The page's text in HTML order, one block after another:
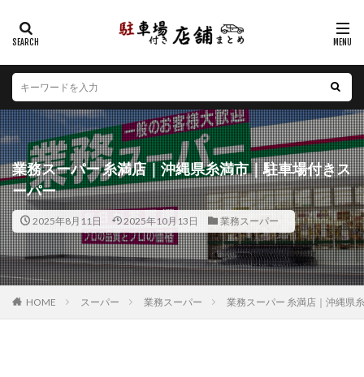
業務スーパー 糸満店｜沖縄県糸満市｜駐車場付きス
ーパー
2025年8月11日 2025年10月13日 業務スーパー
HOME スーパー 業務スーパー 業務スーパー 糸満店｜沖縄県
カテゴリー
エリア
北海道 青森県 岩手県 宮城県
秋田県
山形県
福島県 茨城県 栃木県
群馬県
埼玉県
千葉県 東京都 神奈川県
新潟県
山梨県
長野県 富山県 石川県
福井県
岐阜県
静岡県 愛知県 三重県
滋賀県
京都府
大阪府 兵庫県 奈良県
和歌山県
鳥取県
島根県 岡山県 広島県
山口県
徳島県
香川県 愛媛県 高知県
福岡県
佐賀県
長崎県 熊本県 大分県
宮崎県